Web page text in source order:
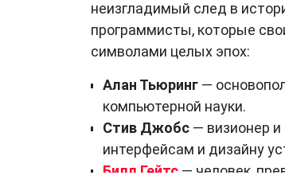
неизгладимый след в
программисты, которые
символами целых эпох:
Алан Тьюринг —
компьютерной науки.
Стив Джобс — визионер и
интерфейсам и дизайну
Билл Гейтс — человек,